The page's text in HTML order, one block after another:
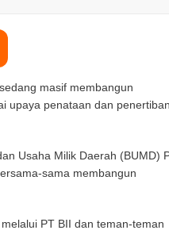
masif membangun
upaya penataan dan
Usaha Milik Daerah (BUMD)
sama membangun
PT BII dan teman-teman